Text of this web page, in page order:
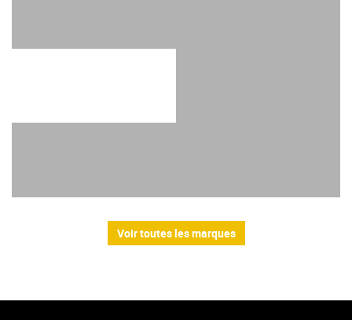
Voir toutes les marques